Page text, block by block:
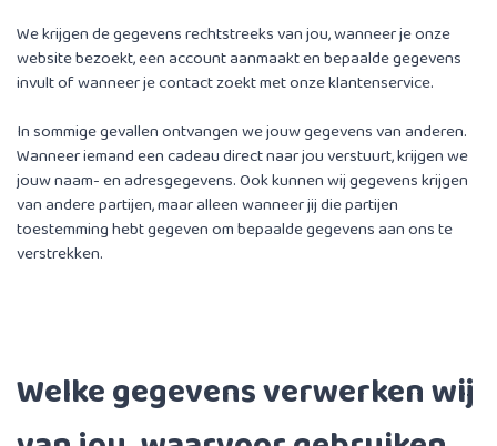
We krijgen de gegevens rechtstreeks van jou, wanneer je onze
website bezoekt, een account aanmaakt en bepaalde gegevens
invult of wanneer je contact zoekt met onze klantenservice.
In sommige gevallen ontvangen we jouw gegevens van anderen.
Wanneer iemand een cadeau direct naar jou verstuurt, krijgen we
jouw naam- en adresgegevens. Ook kunnen wij gegevens krijgen
van andere partijen, maar alleen wanneer jij die partijen
toestemming hebt gegeven om bepaalde gegevens aan ons te
verstrekken.
Welke gegevens verwerken wij